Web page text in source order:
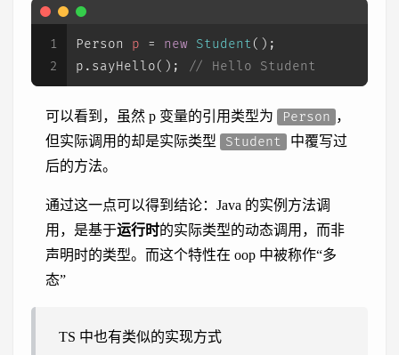
1
2
Person p = new Student ();
p.sayHello();
// Hello Student
可以看到，虽然 p 变量的引用类型为 Person ，
但实际调用的却是实际类型
Student
中覆写过
后的方法。
通过这一点可以得到结论：Java 的实例方法调
用，是基于运行时的实际类型的动态调用，而非
声明时的类型。而这个特性在 oop 中被称作“多
态”
TS 中也有类似的实现方式